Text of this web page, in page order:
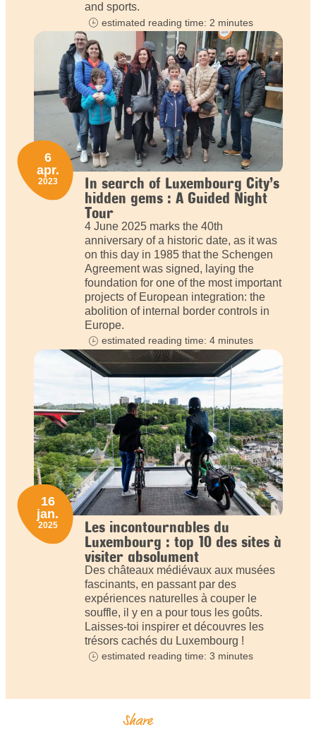
and sports.
estimated reading time: 2 minutes
In search of Luxembourg City’s
hidden gems : A Guided Night
Tour
4 June 2025 marks the 40th
anniversary of a historic date, as it was
on this day in 1985 that the Schengen
Agreement was signed, laying the
foundation for one of the most important
projects of European integration: the
abolition of internal border controls in
Europe.
6
apr.
2023
estimated reading time: 4 minutes
Les incontournables du
Luxembourg : top 10 des sites à
visiter absolument
Des châteaux médiévaux aux musées
fascinants, en passant par des
expériences naturelles à couper le
souffle, il y en a pour tous les goûts.
Laisses-toi inspirer et découvres les
trésors cachés du Luxembourg !
16
jan.
2025
estimated reading time: 3 minutes
Share